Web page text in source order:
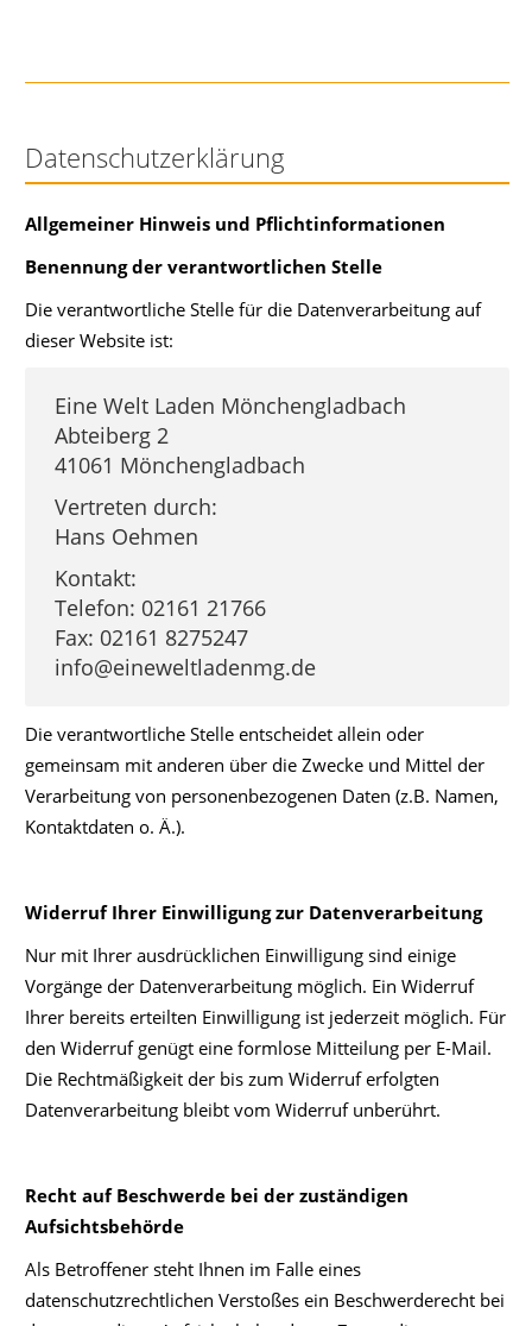
Datenschutzerklärung
Allgemeiner Hinweis und Pflichtinformationen
Benennung der verantwortlichen Stelle
Die verantwortliche Stelle für die Datenverarbeitung auf
dieser Website ist:
Eine Welt Laden Mönchengladbach
Abteiberg 2
41061 Mönchengladbach
Vertreten durch:
Hans Oehmen
Kontakt:
Telefon: 02161 21766
Fax: 02161 8275247
info@eineweltladenmg.de
Die verantwortliche Stelle entscheidet allein oder
gemeinsam mit anderen über die Zwecke und Mittel der
Verarbeitung von personenbezogenen Daten (z.B. Namen,
Kontaktdaten o. Ä.).
Widerruf Ihrer Einwilligung zur Datenverarbeitung
Nur mit Ihrer ausdrücklichen Einwilligung sind einige
Vorgänge der Datenverarbeitung möglich. Ein Widerruf
Ihrer bereits erteilten Einwilligung ist jederzeit möglich. Für
den Widerruf genügt eine formlose Mitteilung per E-Mail.
Die Rechtmäßigkeit der bis zum Widerruf erfolgten
Datenverarbeitung bleibt vom Widerruf unberührt.
Recht auf Beschwerde bei der zuständigen
Aufsichtsbehörde
Als Betroffener steht Ihnen im Falle eines
datenschutzrechtlichen Verstoßes ein Beschwerderecht bei